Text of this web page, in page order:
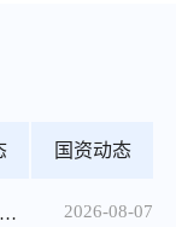
国资动态
交通资源开发公司通邑公司正式进驻轨道交通15号线安保服务 2026-08-07